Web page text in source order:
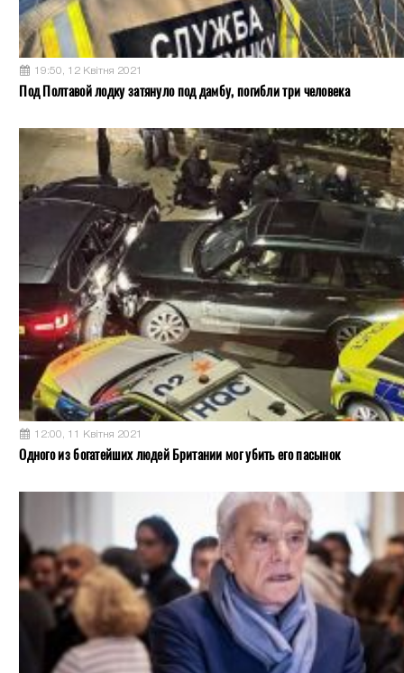
19:50, 12 Квітня 2021
Под Полтавой лодку затянуло под дамбу, погибли три человека
12:00, 11 Квітня 2021
Одного из богатейших людей Британии мог убить его пасынок